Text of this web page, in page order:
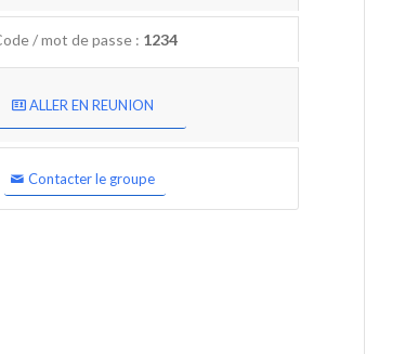
/ mot de passe : 1234
ALLER EN REUNION
Contacter le groupe